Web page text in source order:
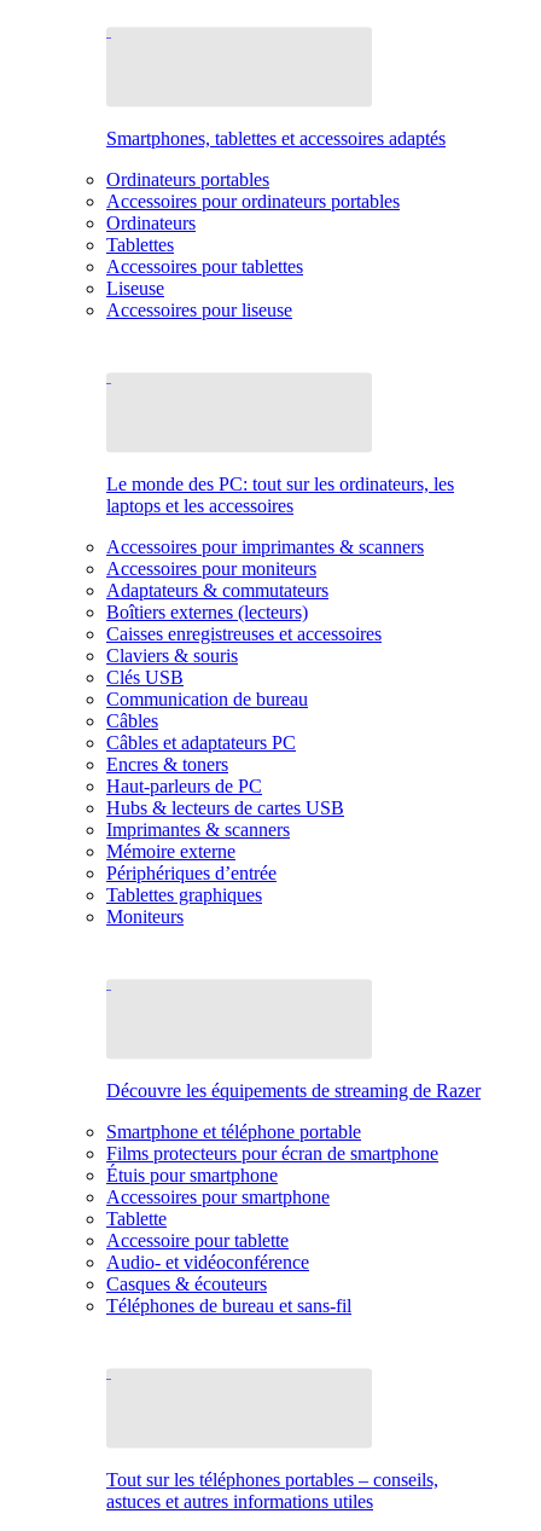
Smartphones, tablettes et accessoires adaptés
Ordinateurs portables
Accessoires pour ordinateurs portables
Ordinateurs
Tablettes
Accessoires pour tablettes
Liseuse
Accessoires pour liseuse
Le monde des PC: tout sur les ordinateurs, les
laptops et les accessoires
Accessoires pour imprimantes & scanners
Accessoires pour moniteurs
Adaptateurs & commutateurs
Boîtiers externes (lecteurs)
Caisses enregistreuses et accessoires
Claviers & souris
Clés USB
Communication de bureau
Câbles
Câbles et adaptateurs PC
Encres & toners
Haut-parleurs de PC
Hubs & lecteurs de cartes USB
Imprimantes & scanners
Mémoire externe
Périphériques d’entrée
Tablettes graphiques
Moniteurs
Découvre les équipements de streaming de Razer
Smartphone et téléphone portable
Films protecteurs pour écran de smartphone
Étuis pour smartphone
Accessoires pour smartphone
Tablette
Accessoire pour tablette
Audio- et vidéoconférence
Casques & écouteurs
Téléphones de bureau et sans-fil
Tout sur les téléphones portables – conseils,
astuces et autres informations utiles